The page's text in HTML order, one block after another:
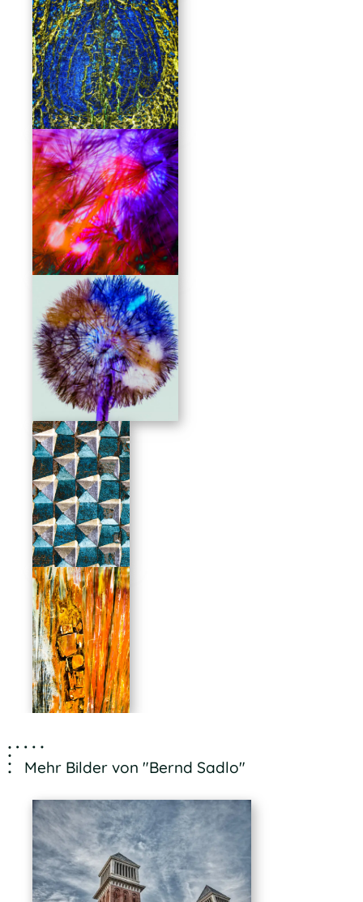
Mehr Bilder von "Bernd Sadlo"